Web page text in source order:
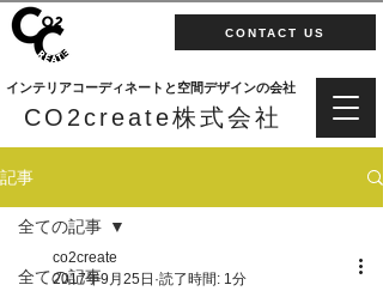
インテリアコーディネートと空間デザインの会社
CO2create株式会社
CONTACT US
記事
全ての記事
全ての記事
co2create
2017年9月25日 読了時間: 1分